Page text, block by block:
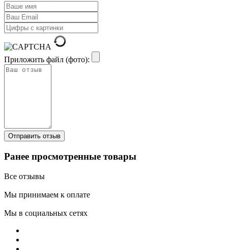
Приложить файл (фото):
Ранее просмотренные товары
Все отзывы
Мы принимаем к оплате
Мы в социальных сетях